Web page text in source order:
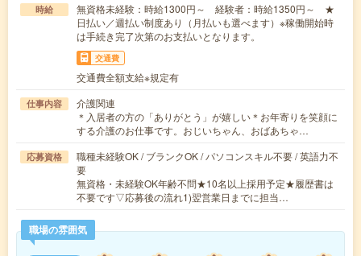
時給
無資格未経験：時給1300円～ 経験者：時給1350円～ ★
日払い／週払い制度あり（月払いも選べます）※稼働開始時
は手続き完了次第のお支払いとなります。
交通費
交通費全額支給※規定有
仕事内容
介護関連
＊入居者の方の「ありがとう」が嬉しい＊お年寄りを笑顔に
する介護のお仕事です。おじいちゃん、おばあちゃ…
応募資格
職種未経験OK / ブランクOK / パソコンスキル不要 / 英語力不
要
無資格・未経験OK年齢不問★10名以上採用予定★履歴書は
不要です▽応募後の流れ1)翌営業日までに担当…
職場の雰囲気